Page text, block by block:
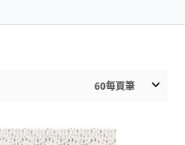
60每頁筆